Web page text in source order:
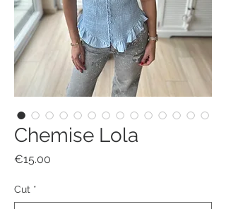
Chemise Lola
€15.00
Cut *